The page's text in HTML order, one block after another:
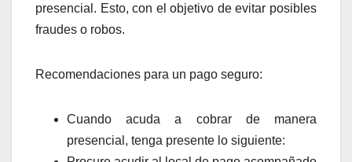
presencial. Esto, con el objetivo de evitar posibles
fraudes o robos.
Recomendaciones para un pago seguro:
Cuando acuda a cobrar de manera
presencial, tenga presente lo siguiente: